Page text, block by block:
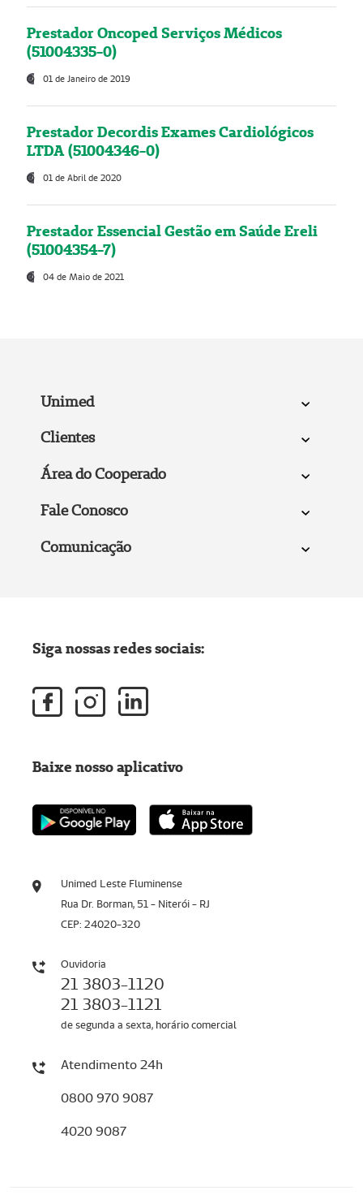
Prestador Oncoped Serviços Médicos
(51004335-0)
01 de Janeiro de 2019
Prestador Decordis Exames Cardiológicos
LTDA (51004346-0)
01 de Abril de 2020
Prestador Essencial Gestão em Saúde Ereli
(51004354-7)
04 de Maio de 2021
Unimed
Clientes
Área do Cooperado
Fale Conosco
Comunicação
Unimed Leste Fluminense
Rua Dr. Borman, 51 - Niterói - RJ
CEP: 24020-320
Ouvidoria
21 3803-1120
21 3803-1121
de segunda a sexta, horário comercial
Atendimento 24h
0800 970 9087
4020 9087
Siga nossas redes sociais:
Baixe nosso aplicativo